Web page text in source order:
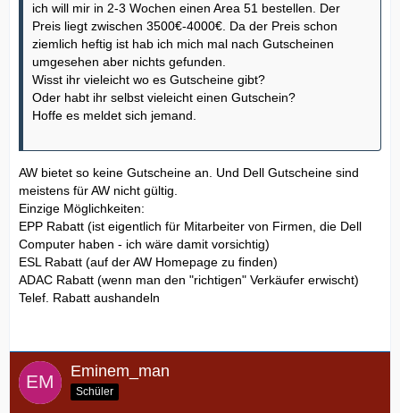
ich will mir in 2-3 Wochen einen Area 51 bestellen. Der
Preis liegt zwischen 3500€-4000€. Da der Preis schon
ziemlich heftig ist hab ich mich mal nach Gutscheinen
umgesehen aber nichts gefunden.
Wisst ihr vieleicht wo es Gutscheine gibt?
Oder habt ihr selbst vieleicht einen Gutschein?
Hoffe es meldet sich jemand.
AW bietet so keine Gutscheine an. Und Dell Gutscheine sind
meistens für AW nicht gültig.
Einzige Möglichkeiten:
EPP Rabatt (ist eigentlich für Mitarbeiter von Firmen, die Dell
Computer haben - ich wäre damit vorsichtig)
ESL Rabatt (auf der AW Homepage zu finden)
ADAC Rabatt (wenn man den "richtigen" Verkäufer erwischt)
Telef. Rabatt aushandeln
Eminem_man
Schüler